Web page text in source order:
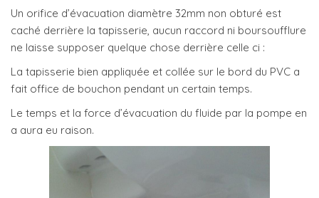
Un orifice d’évacuation diamètre 32mm non obturé est
caché derrière la tapisserie, aucun raccord ni boursoufflure
ne laisse supposer quelque chose derrière celle ci :
La tapisserie bien appliquée et collée sur le bord du PVC a
fait office de bouchon pendant un certain temps.
Le temps et la force d’évacuation du fluide par la pompe en
a aura eu raison.